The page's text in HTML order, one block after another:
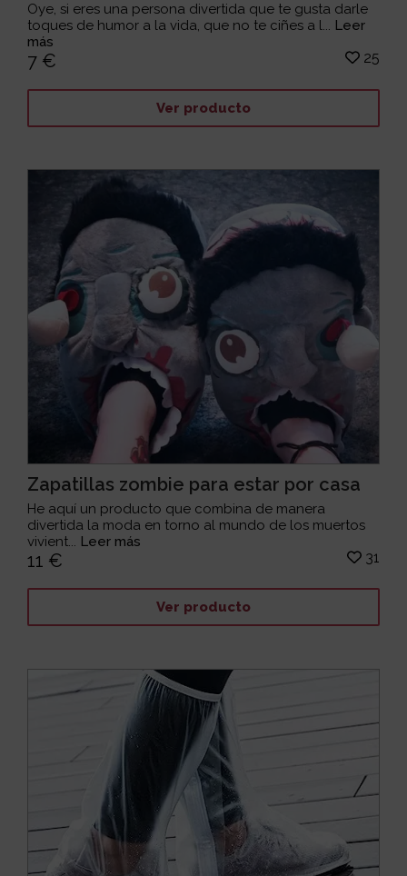
Oye, si eres una persona divertida que te gusta darle
toques de humor a la vida, que no te ciñes a l... Leer
más
7 € 25
Ver producto
Zapatillas zombie para estar por casa
He aquí un producto que combina de manera
divertida la moda en torno al mundo de los muertos
vivient... Leer más
11 € 31
Ver producto